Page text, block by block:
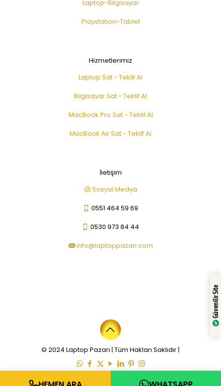
Laptop-Bilgisayar
Playstation-Tablet
Hizmetlerimiz
Laptop Sat - Teklif Al
Bilgisayar Sat - Teklif Al
MacBook Pro Sat - Teklif Al
MacBook Air Sat - Teklif Al
İletişim
Sosyal Medya
0551 464 59 69
0530 973 84 44
info@laptoppazari.com
© 2024 Laptop Pazarı | Tüm Hakları Saklıdır |
Güvenilir Site